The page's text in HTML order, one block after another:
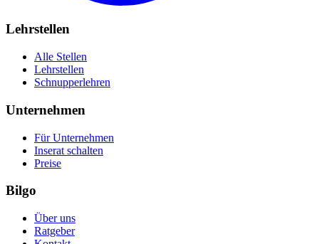
Lehrstellen
Alle Stellen
Lehrstellen
Schnupperlehren
Unternehmen
Für Unternehmen
Inserat schalten
Preise
Bilgo
Über uns
Ratgeber